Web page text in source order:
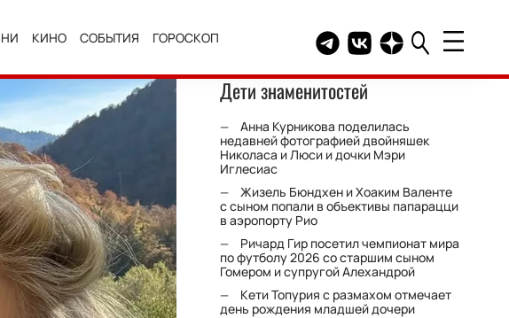
КИНО СОБЫТИЯ ГОРОСКОП Telegram канал HELLO
Группа HELLO
Канал HELLO в
Дети знаменитостей
Анна Курникова поделилась
недавней фотографией двойняшек
Николаса и Люси и дочки Мэри
Иглесиас
Жизель Бюндхен и Хоаким Валенте
с сыном попали в объективы папарацци
в аэропорту Рио
Ричард Гир посетил чемпионат мира
по футболу 2026 со старшим сыном
Гомером и супругой Алехандрой
Кети Топурия с размахом отмечает
день рождения младшей дочери